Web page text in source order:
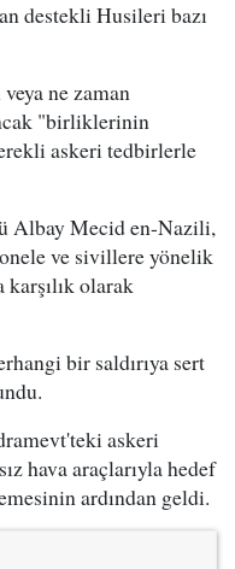
destekli Husileri bazı
veya ne zaman
"birliklerinin
askeri tedbirlerle
Albay Mecid en-Nazili,
ve sivillere yönelik
karşılık olarak
bir saldırıya sert
askeri
hava araçlarıyla hedef
ardından geldi.